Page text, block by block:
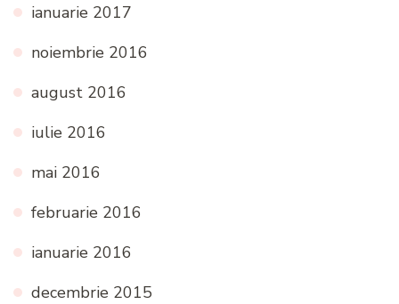
ianuarie 2017
noiembrie 2016
august 2016
iulie 2016
mai 2016
februarie 2016
ianuarie 2016
decembrie 2015